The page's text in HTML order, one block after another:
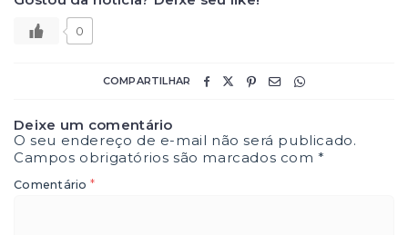
0
COMPARTILHAR
Deixe um comentário
O seu endereço de e-mail não será publicado.
Campos obrigatórios são marcados com*
Comentário *